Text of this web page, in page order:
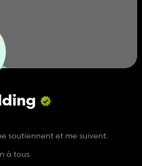
soutiennent et me suivent.
à tous